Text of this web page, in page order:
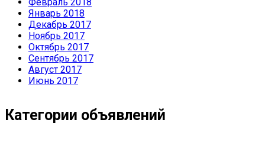
Февраль 2018
Январь 2018
Декабрь 2017
Ноябрь 2017
Октябрь 2017
Сентябрь 2017
Август 2017
Июнь 2017
Категории объявлений